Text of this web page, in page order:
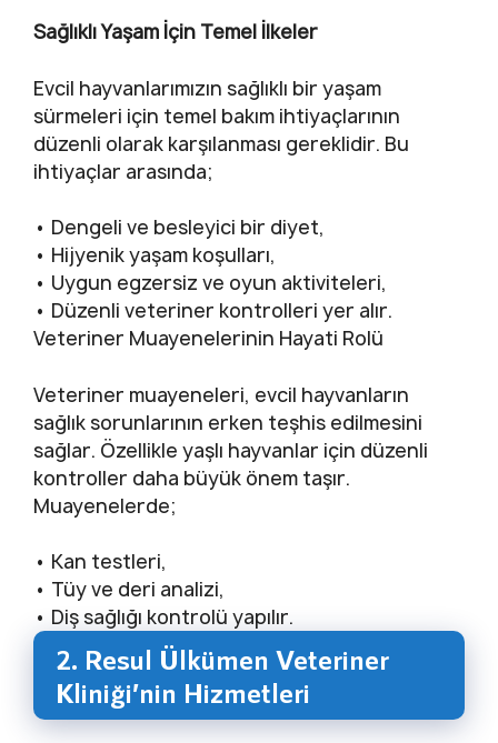
Sağlıklı Yaşam İçin Temel İlkeler
Evcil hayvanlarımızın sağlıklı bir yaşam
sürmeleri için temel bakım ihtiyaçlarının
düzenli olarak karşılanması gereklidir. Bu
ihtiyaçlar arasında;
• Dengeli ve besleyici bir diyet,
• Hijyenik yaşam koşulları,
• Uygun egzersiz ve oyun aktiviteleri,
• Düzenli veteriner kontrolleri yer alır.
Veteriner Muayenelerinin Hayati Rolü
Veteriner muayeneleri, evcil hayvanların
sağlık sorunlarının erken teşhis edilmesini
sağlar. Özellikle yaşlı hayvanlar için düzenli
kontroller daha büyük önem taşır.
Muayenelerde;
• Kan testleri,
• Tüy ve deri analizi,
• Diş sağlığı kontrolü yapılır.
2. Resul Ülkümen Veteriner
Kliniği’nin Hizmetleri